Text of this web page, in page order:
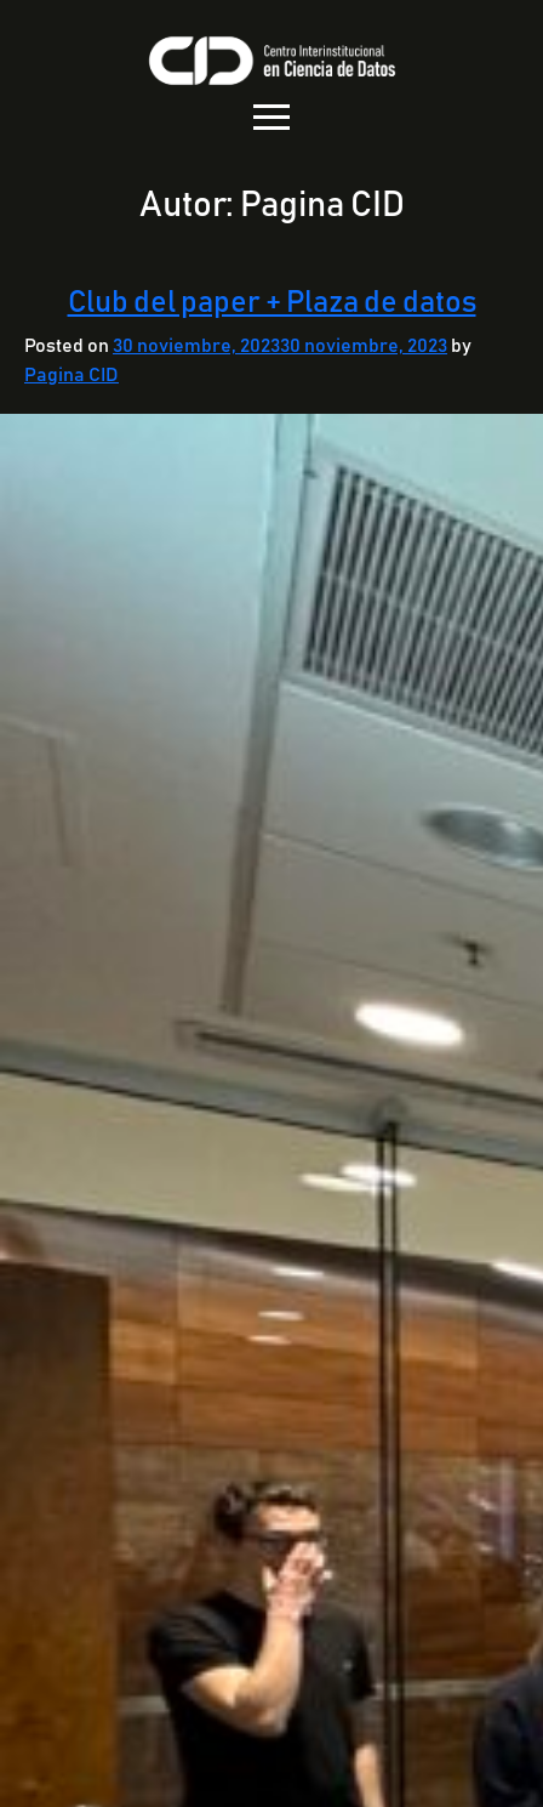
Autor: Pagina CID
Club del paper + Plaza de datos
Posted on 30 noviembre, 202330 noviembre, 2023 by
Pagina CID